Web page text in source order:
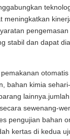
meningkatkan
stabil dan dapat
bahan kimia
sewenang-
pengujian bahan
kertas di kedua